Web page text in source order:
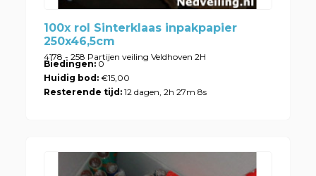
100x rol Sinterklaas inpakpapier
250x46,5cm
4178 - 258 Partijen veiling Veldhoven 2H
Biedingen: 0
Huidig bod: €15,00
Resterende tijd: 12 dagen, 2h 27m 8s